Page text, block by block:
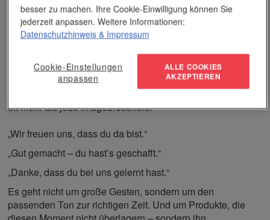
praktischen Fahrprüfung:
genau hier können Werbeartikel etwas Besonderes leisten.
Eine kleine Aufmerksamkeit zum richtigen Zeitpunkt sagt
oft mehr als jede Imagebroschüre:
„Wir freuen uns, dass du da bist.“
„Gut gemacht – du hast’s geschafft.“
„Danke, dass du bei uns gelernt hast.“
Es geht nicht um große Gesten, sondern um den
passenden Ton zur richtigen Zeit. Und um Produkte, die
besser zu machen. Ihre Cookie-Einwilligung können Sie
jederzeit anpassen. Weitere Informationen:
Datenschutzhinweis& Impressum
Cookie-Einstellungen
anpassen
ALLE COOKIES
AKZEPTIEREN